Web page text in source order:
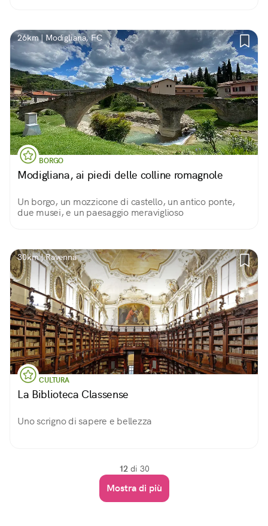
26km | Modigliana, FC
BORGO
Modigliana, ai piedi delle colline romagnole
Un borgo, un mozzicone di castello, un antico ponte,
due musei, e un paesaggio meraviglioso
30km | Ravenna
CULTURA
La Biblioteca Classense
Uno scrigno di sapere e bellezza
12 di 30
Mostra di più